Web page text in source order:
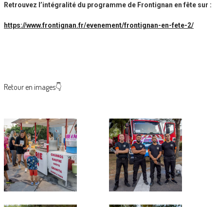
Retrouvez l’intégralité du programme de Frontignan en fête sur :
https://www.frontignan.fr/evenement/frontignan-en-fete-2/
Retour en images👇